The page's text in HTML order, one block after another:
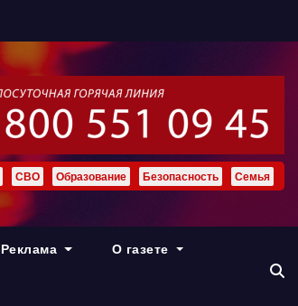
СВО Образование Безопасность Семья
Реклама О газете